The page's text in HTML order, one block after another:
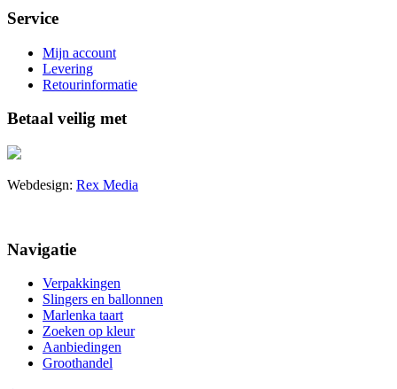
Service
Mijn account
Levering
Retourinformatie
Betaal veilig met
Webdesign: Rex Media
Navigatie
Verpakkingen
Slingers en ballonnen
Marlenka taart
Zoeken op kleur
Aanbiedingen
Groothandel